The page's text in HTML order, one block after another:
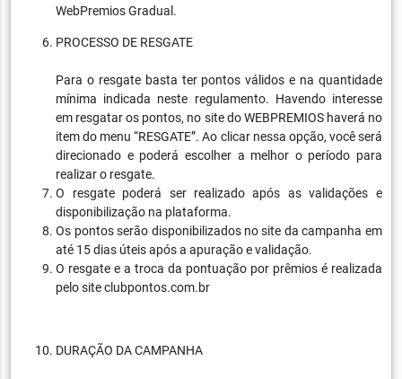
WebPremios Gradual.
PROCESSO DE RESGATE
Para o resgate basta ter pontos válidos e na quantidade
mínima indicada neste regulamento. Havendo interesse
em resgatar os pontos, no site do WEBPREMIOS haverá no
item do menu “RESGATE”. Ao clicar nessa opção, você será
direcionado e poderá escolher a melhor o período para
realizar o resgate.
O resgate poderá ser realizado após as validações e
disponibilização na plataforma.
Os pontos serão disponibilizados no site da campanha em
até 15 dias úteis após a apuração e validação.
O resgate e a troca da pontuação por prêmios é realizada
pelo site clubpontos.com.br
DURAÇÃO DA CAMPANHA